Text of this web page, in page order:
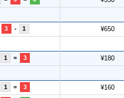
3 - 1 ¥650
1 = 3 ¥180
1 = 3 ¥160